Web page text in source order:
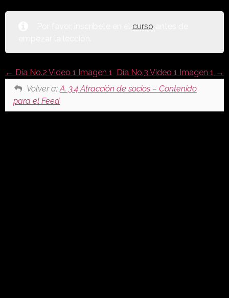
curso
Día No.2 Video 1 Imagen 1 Día No.3 Video 1 Imagen 1
Volver a:A. 3.4 Atracción de socios – Contenido
para el Feed